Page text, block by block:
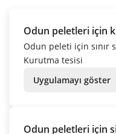
Odun peletleri için
Odun peleti için sınır
Kurutma tesisi
Uygulamayı göster
Odun peletleri için